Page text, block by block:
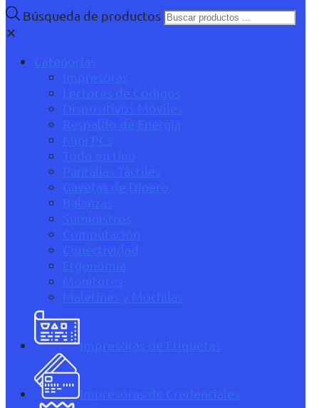
Búsqueda de productos
✕
Categorías
Impresoras
Lectores de Códigos
Dispositivos Móviles
Respaldo de Energía
Mini PCs
Todo en Uno
Pantallas Táctiles
Gavetas de Dinero
Balanzas
Suministros
Computación
Conectividad
Ergonomía
Monitores
Maletines y Mochilas
Impresoras de Etiquetas
Impresoras de Credenciales